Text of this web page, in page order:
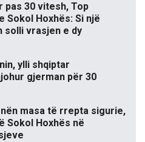
pas 30 vitesh, Top
Sokol Hoxhës: Si një
solli vrasjen e dy
ylli shqiptar
gjerman për 30
masa të rrepta sigurie,
Sokol Hoxhës në